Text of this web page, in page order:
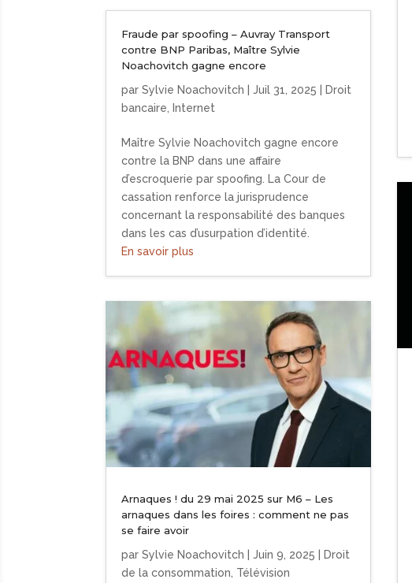
Fraude par spoofing – Auvray Transport
contre BNP Paribas, Maître Sylvie
Noachovitch gagne encore
parSylvie Noachovitch |Juil 31, 2025
Droit
bancaire, Internet
Maître Sylvie Noachovitch gagne encore
contre la BNP dans une affaire
d’escroquerie par spoofing. La Cour de
cassation renforce la jurisprudence
concernant la responsabilité des banques
dans les cas d’usurpation d’identité.
En savoir plus
Arnaques ! du 29 mai 2025 sur M6 – Les
arnaques dans les foires : comment ne pas
se faire avoir
parSylvie Noachovitch |Juin 9, 2025
Droit
de la consommation Télévision